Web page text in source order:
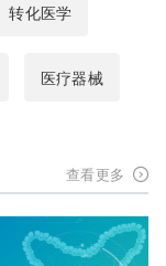
转化医学
医疗器械
查看更多